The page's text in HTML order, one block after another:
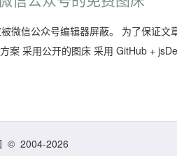
微信公众号编辑器屏蔽。 为了保证文
案 采用公开的图床 采用 GitHub +
© 2004-2026